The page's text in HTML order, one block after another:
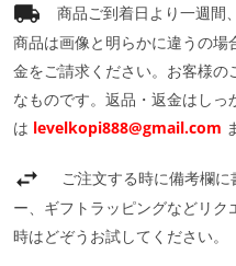
商品ご到着日より一週間
商品は画像と明らかに違うの場
金をご請求ください。お客様
なものです。返品・返金はし
は levelkopi888@gmail.com
ご注文する時に備考欄
ー、ギフトラッピングなどリ
時はどぞうお試してください。